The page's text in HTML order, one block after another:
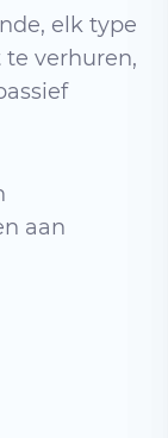
elk type
verhuren,
aan